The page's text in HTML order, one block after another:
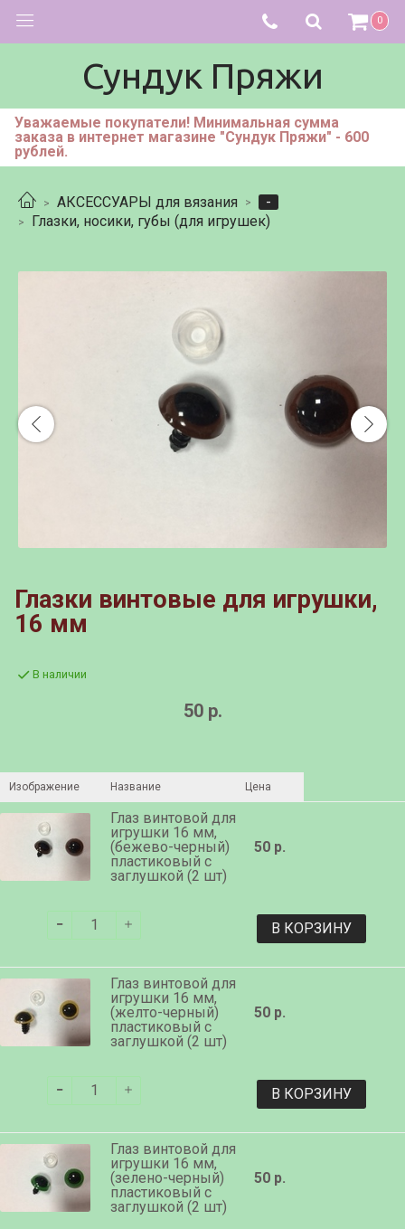
0
Сундук Пряжи
Уважаемые покупатели! Минимальная сумма
заказа в интернет магазине "Сундук Пряжи" - 600
рублей.
АКСЕССУАРЫ для вязания
-
Глазки, носики, губы (для игрушек)
Глазки винтовые для игрушки,
16 мм
В наличии
50 р.
Изображение Название Цена
Глаз винтовой для
игрушки 16 мм,
(бежево-черный)
пластиковый с
заглушкой (2 шт)
50 р.
В КОРЗИНУ
Глаз винтовой для
игрушки 16 мм,
(желто-черный)
пластиковый с
заглушкой (2 шт)
50 р.
В КОРЗИНУ
Глаз винтовой для
игрушки 16 мм,
(зелено-черный)
пластиковый с
заглушкой (2 шт)
50 р.